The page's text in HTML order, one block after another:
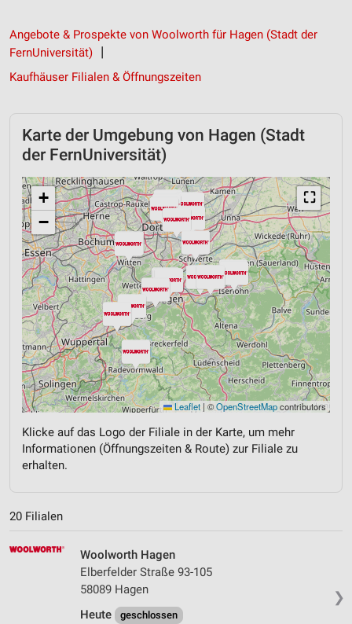
Angebote & Prospekte von Woolworth für Hagen (Stadt der
FernUniversität)
Kaufhäuser Filialen & Öffnungszeiten
Karte der Umgebung von Hagen (Stadt
der FernUniversität)
⛶
+
−
Leaflet | ©OpenStreetMapcontributors
Klicke auf das Logo der Filiale in der Karte, um mehr
Informationen (Öffnungszeiten & Route) zur Filiale zu
erhalten.
20 Filialen
❯
Woolworth Hagen
Elberfelder Straße 93-105
58089 Hagen
Heute
geschlossen